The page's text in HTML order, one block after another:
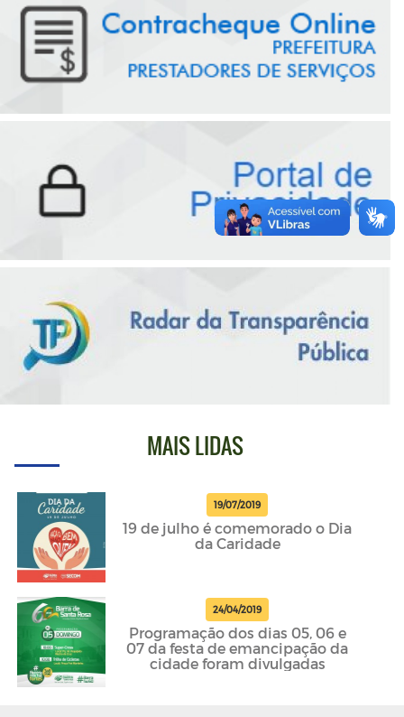
MAIS LIDAS
19/07/2019
19 de julho é comemorado o Dia
da Caridade
24/04/2019
Programação dos dias 05, 06 e
07 da festa de emancipação da
cidade foram divulgadas